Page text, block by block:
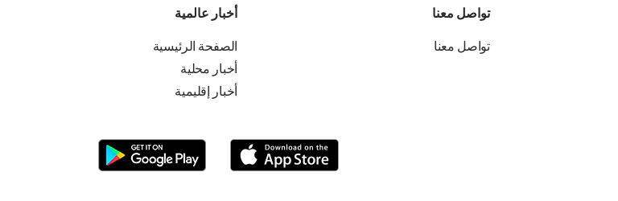
تواصل معنا
تواصل معنا
أخبار عالمية
الصفحة الرئيسية
أخبار محلية
أخبار إقليمية